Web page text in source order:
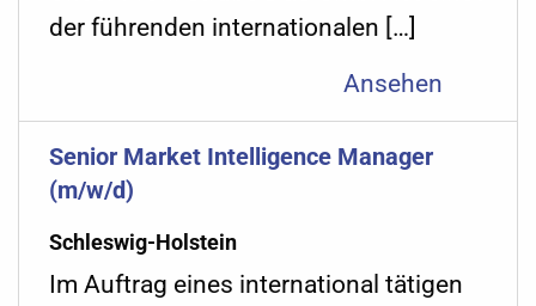
der führenden internationalen […]
Ansehen
Senior Market Intelligence Manager
(m/w/d)
Schleswig-Holstein
Im Auftrag eines international tätigen